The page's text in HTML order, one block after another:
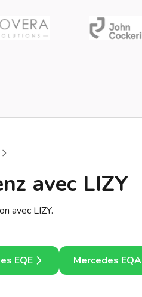
avec LIZY
avec LIZY.
EQE Mercedes EQA